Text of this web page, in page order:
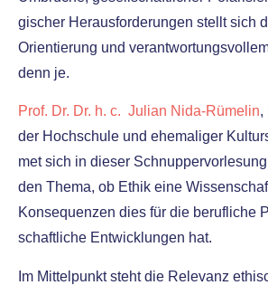
gi­scher Herausforderungen stellt sich
Orientierung und
denn je.
Prof. Dr. Dr. h. c. Julian Nida-Rümelin,
der Hochschule und ehe­ma­li­ger
met sich in die­ser
den Thema, ob Ethik eine
Konsequenzen dies für die beruf­li­che
schaft­li­che Entwicklungen hat.
Im Mittelpunkt steht die Relevanz